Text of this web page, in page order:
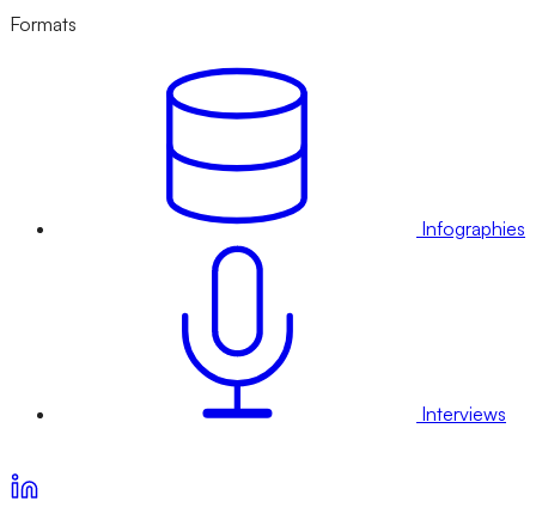
Formats
Infographies
Interviews